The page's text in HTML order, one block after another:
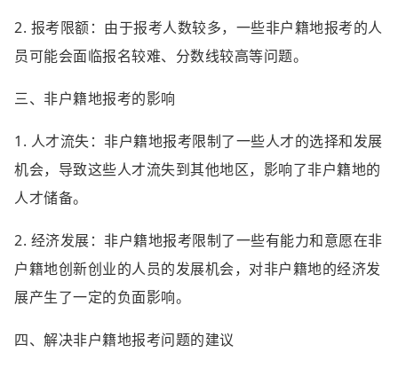
2. 报考限额：由于报考人数较多，一些非户籍地报考的人
员可能会面临报名较难、分数线较高等问题。
三、非户籍地报考的影响
1. 人才流失：非户籍地报考限制了一些人才的选择和发展
机会，导致这些人才流失到其他地区，影响了非户籍地的
人才储备。
2. 经济发展：非户籍地报考限制了一些有能力和意愿在非
户籍地创新创业的人员的发展机会，对非户籍地的经济发
展产生了一定的负面影响。
四、解决非户籍地报考问题的建议